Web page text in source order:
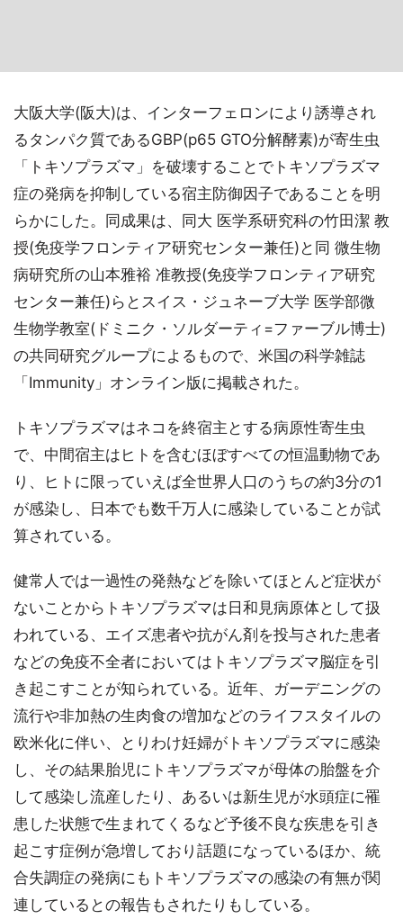
大阪大学(阪大)は、インターフェロンにより誘導され
るタンパク質であるGBP(p65 GTO分解酵素)が寄生虫
「トキソプラズマ」を破壊することでトキソプラズマ
症の発病を抑制している宿主防御因子であることを明
らかにした。同成果は、同大 医学系研究科の竹田潔 教
授(免疫学フロンティア研究センター兼任)と同 微生物
病研究所の山本雅裕 准教授(免疫学フロンティア研究
センター兼任)らとスイス・ジュネーブ大学 医学部微
生物学教室(ドミニク・ソルダーティ=ファーブル博士)
の共同研究グループによるもので、米国の科学雑誌
「Immunity」オンライン版に掲載された。
トキソプラズマはネコを終宿主とする病原性寄生虫
で、中間宿主はヒトを含むほぼすべての恒温動物であ
り、ヒトに限っていえば全世界人口のうちの約3分の1
が感染し、日本でも数千万人に感染していることが試
算されている。
健常人では一過性の発熱などを除いてほとんど症状が
ないことからトキソプラズマは日和見病原体として扱
われている、エイズ患者や抗がん剤を投与された患者
などの免疫不全者においてはトキソプラズマ脳症を引
き起こすことが知られている。近年、ガーデニングの
流行や非加熱の生肉食の増加などのライフスタイルの
欧米化に伴い、とりわけ妊婦がトキソプラズマに感染
し、その結果胎児にトキソプラズマが母体の胎盤を介
して感染し流産したり、あるいは新生児が水頭症に罹
患した状態で生まれてくるなど予後不良な疾患を引き
起こす症例が急増しており話題になっているほか、統
合失調症の発病にもトキソプラズマの感染の有無が関
連しているとの報告もされたりもしている。